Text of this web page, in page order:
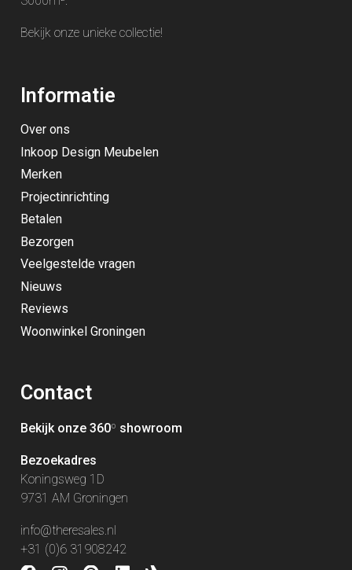
Bekijk onze unieke collectie!
Informatie
Over ons
Inkoop Design Meubelen
Merken
Projectinrichting
Betalen
Bezorgen
Veelgestelde vragen
Nieuws
Reviews
Woonwinkel Groningen
Contact
Bekijk onze 360º showroom
Bezoekadres
Koningsweg 1D
9731 AM Groningen
info@theresales.nl
+31 (0)6 31908242